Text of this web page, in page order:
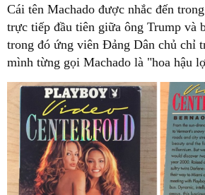
Cái tên Machado được nhắc đến
trực tiếp đầu tiên giữa ông Trump và
trong đó ứng viên Đảng Dân chủ chỉ
mình từng gọi Machado là "hoa hậu